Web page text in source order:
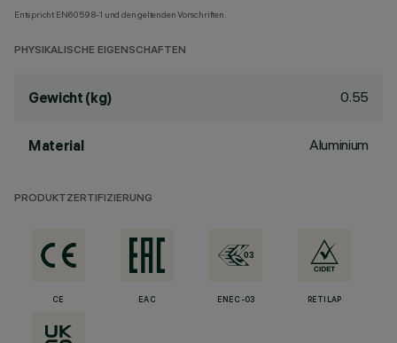
Entspricht EN60598-1 und den geltenden Vorschriften.
PHYSIKALISCHE EIGENSCHAFTEN
Gewicht (kg) 0.55
Material Aluminium
PRODUKTZERTIFIZIERUNG
CE EAC ENEC-03 RETILAP